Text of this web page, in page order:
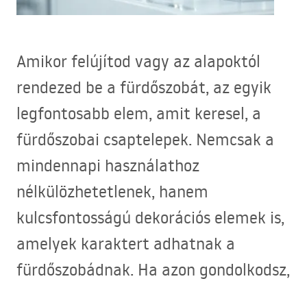
Amikor felújítod vagy az alapoktól
rendezed be a fürdőszobát, az egyik
legfontosabb elem, amit keresel, a
fürdőszobai csaptelepek. Nemcsak a
mindennapi használathoz
nélkülözhetetlenek, hanem
kulcsfontosságú dekorációs elemek is,
amelyek karaktert adhatnak a
fürdőszobádnak. Ha azon gondolkodsz,